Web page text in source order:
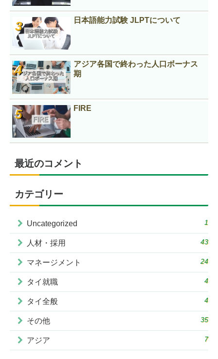
日本語能力試験 JLPTについて
アジア各国で終わった人口ボーナス
期
FIRE
最近のコメント
カテゴリー
Uncategorized 1
人材・採用 43
マネージメント 24
タイ就職 4
タイ全般 4
その他 35
アジア 7